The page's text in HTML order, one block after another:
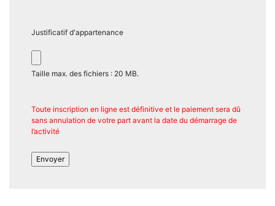
Justificatif d'appartenance
Taille max. des fichiers : 20 MB.
Toute inscription en ligne est définitive et le paiement sera dû
sans annulation de votre part avant la date du démarrage de
l’activité